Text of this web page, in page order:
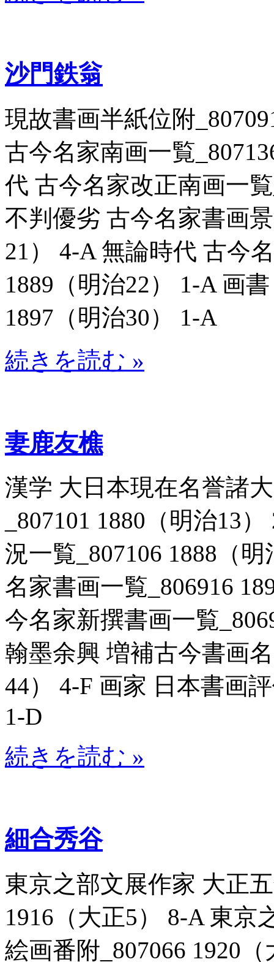
沙門鉄翁
現故書画半紙位附
古今名家南画一覧
代 古今名家改正南画一
不判優劣 古今名家書画
21） 4-A 無論時代 古今
1889（明治22） 1-A 画
1897（明治30） 1-A
続きを読む »
妻鹿友樵
漢学 大日本現在名誉諸
_807101 1880（明治13
況一覧_807106 1888（
名家書画一覧_806916
今名家新撰書画一覧
翰墨余興 増補古今書画
44） 4-F 画家 日本書画
1-D
続きを読む »
細合秀谷
東京之部文展作家 大正
1916（大正5） 8-A 東京
絵画番附_807066 1920